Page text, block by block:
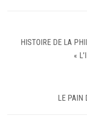
HISTOIRE DE LA
«
LE PAIN